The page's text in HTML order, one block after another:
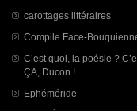
carottages littéraires
Compile Face-
C’est quoi, la poésie ?
ÇA, Ducon !
Ephéméride